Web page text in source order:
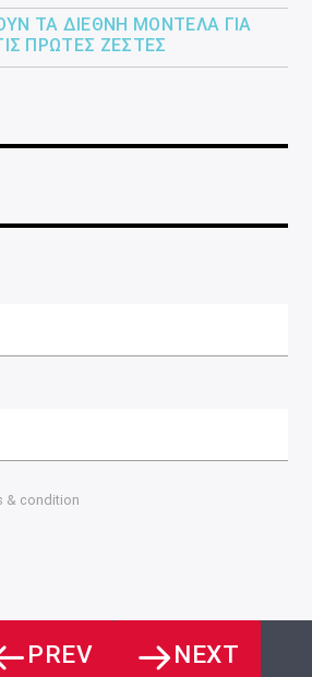
ΤΑ ΔΙΕΘΝΉ ΜΟΝΤΈΛΑ ΓΙΑ
ΠΡΏΤΕΣ ΖΈΣΤΕΣ
& condition
PREV NEXT